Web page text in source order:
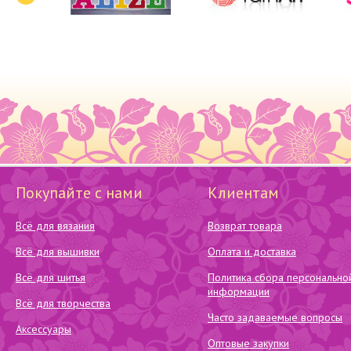
Покупайте с нами
Всё для вязания
Всё для вышивки
Всё для шитья
Всё для творчества
Аксессуары
Клиентам
Возврат товара
Оплата и доставка
Политика сбора
информации
Часто задаваемые вопросы
Оптовые закупки